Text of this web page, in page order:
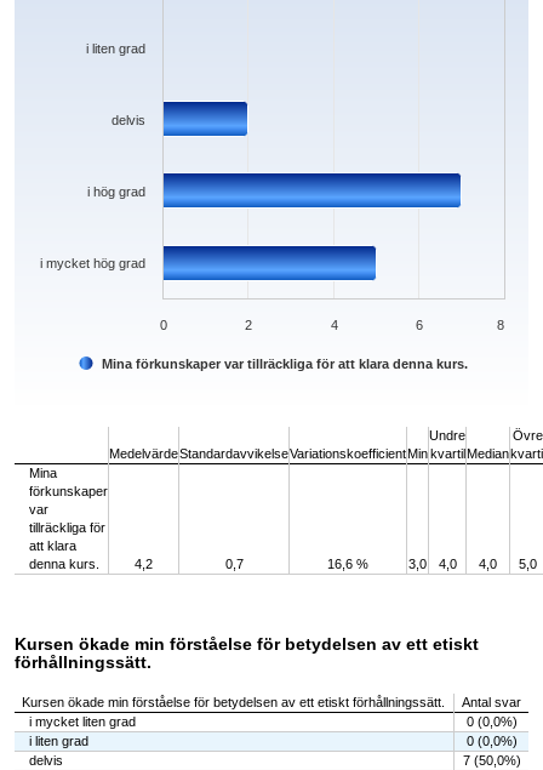
Mina förkunskaper var tillräckliga för att klara denna kurs.
i mycket hög grad
i hög grad
delvis
i liten grad
0 2 4 6 8
MedelvärdeStandardavvikelseVariationskoefficientMin
Undre
kvartilMedian
Övre
Mina
förkunskaper
var
tillräckliga för
att klara
denna kurs.
4,2 0,7 16,6 % 3,0 4,0 4,0 5,0
Kursen ökade min förståelse för betydelsen av ett etiskt
förhållningssätt.
Kursen ökade min förståelse för betydelsen av ett etiskt förhållningssätt.
Antal svar
i mycket liten grad
0 (0,0%)
i liten grad
0 (0,0%)
delvis
7 (50,0%)